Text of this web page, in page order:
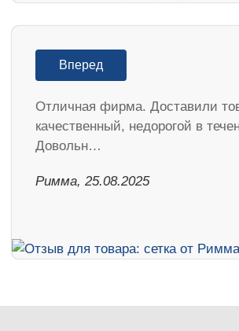
Вперед
Отличная фирма. Доставили
качественный, недорогой в
Довольн…
Римма, 25.08.2025